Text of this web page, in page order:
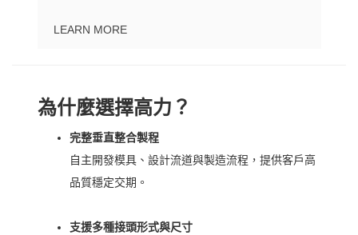
LEARN MORE
為什麼選擇高力？
完整垂直整合製程
自主開發模具、設計流道與製造流程，提供客戶高
品質穩定交期。
支援多種接頭形式與尺寸